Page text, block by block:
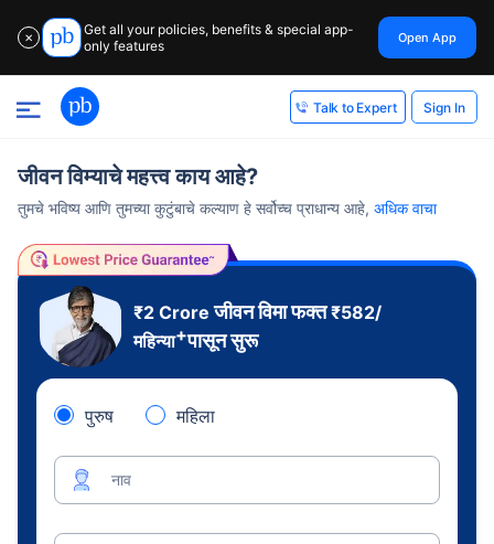
✕
Get all your policies, benefits & special app-
only features
Open App
Talk to Expert Sign In
जीवन विम्याचे महत्त्व काय आहे?
तुमचे भविष्य आणि तुमच्या कुटुंबाचे कल्याण हे सर्वोच्च प्राधान्य आहे, अधिक वाचा
₹2 Croreजीवन विमा फक्त₹582/
महिन्या+पासून सुरू
पुरुष महिला
नाव